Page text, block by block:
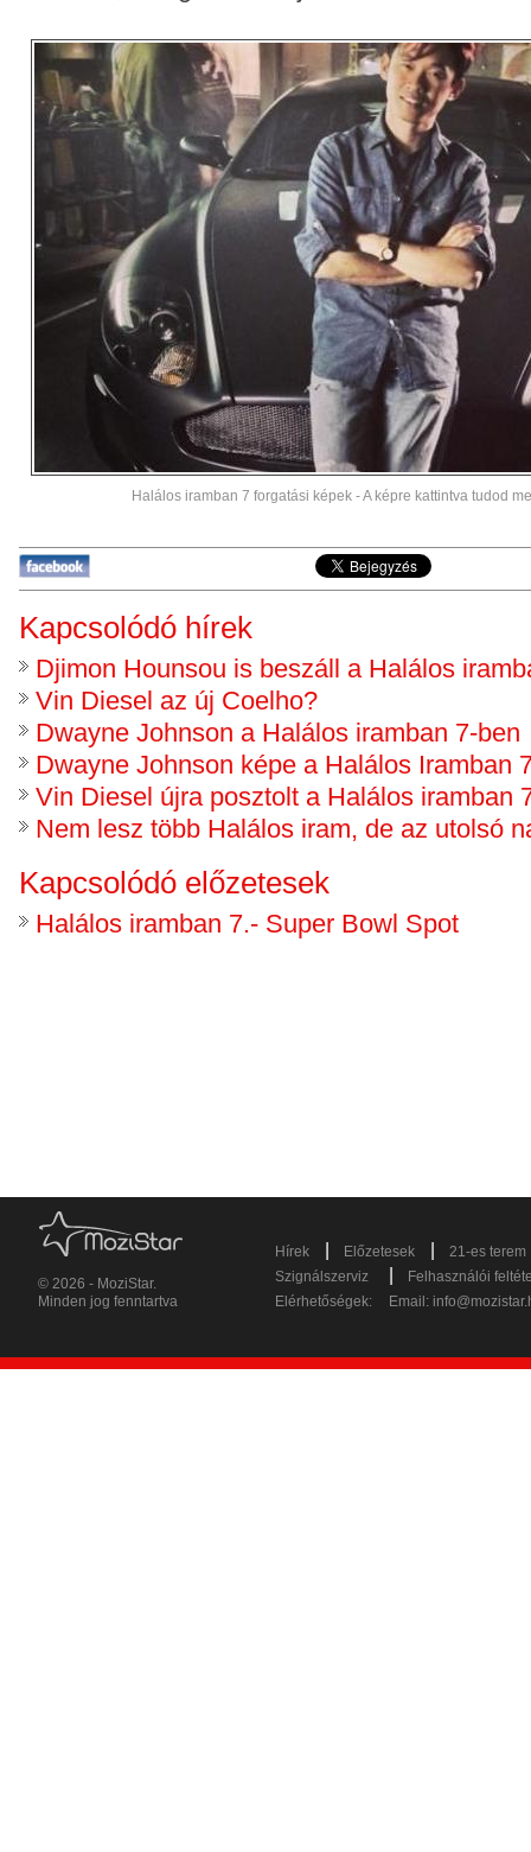
Halálos iramban 7 forgatási képek - A képre kattintva tudod
Kapcsolódó hírek
Djimon Hounsou is beszáll a Halálos
Vin Diesel az új Coelho?
Dwayne Johnson a Halálos iramban 7-ben
Dwayne Johnson képe a Halálos Iramban
Vin Diesel újra posztolt a Halálos iramban
Nem lesz több Halálos iram, de az utolsó
Kapcsolódó előzetesek
Halálos iramban 7.- Super Bowl Spot
© 2026 - MoziStar.
Minden jog fenntartva
Hírek Előzetesek
21-es terem
Szignálszerviz
Felhasználói
Elérhetőségek:
Email: